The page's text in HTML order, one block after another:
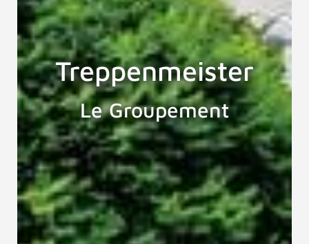
Treppenmeister
Le Groupement